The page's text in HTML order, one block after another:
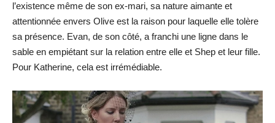
l’existence même de son ex-mari, sa nature aimante et
attentionnée envers Olive est la raison pour laquelle elle tolère
sa présence. Evan, de son côté, a franchi une ligne dans le
sable en empiétant sur la relation entre elle et Shep et leur fille.
Pour Katherine, cela est irrémédiable.